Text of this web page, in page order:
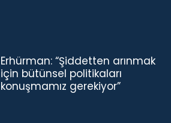
Erhürman: “Şiddetten arınmak
için bütünsel politikaları
konuşmamız gerekiyor”